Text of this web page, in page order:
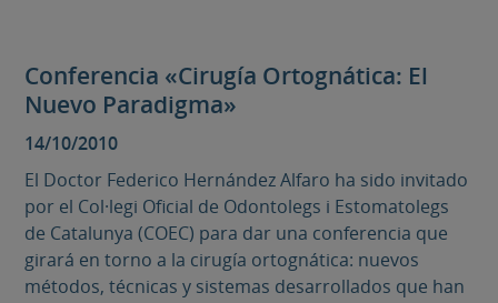
Conferencia «Cirugía Ortognática: El
Nuevo Paradigma»
14/10/2010
El Doctor Federico Hernández Alfaro ha sido invitado
por el Col·legi Oficial de Odontolegs i Estomatolegs
de Catalunya (COEC) para dar una conferencia que
girará en torno a la cirugía ortognática: nuevos
métodos, técnicas y sistemas desarrollados que han